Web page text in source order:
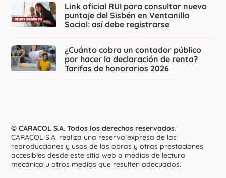
Link oficial RUI para consultar nuevo
puntaje del Sisbén en Ventanilla
Social: así debe registrarse
¿Cuánto cobra un contador público
por hacer la declaración de renta?
Tarifas de honorarios 2026
© CARACOL S.A. Todos los derechos reservados.
CARACOL S.A. realiza una reserva expresa de las
reproducciones y usos de las obras y otras prestaciones
accesibles desde este sitio web a medios de lectura
mecánica u otros medios que resulten adecuados.